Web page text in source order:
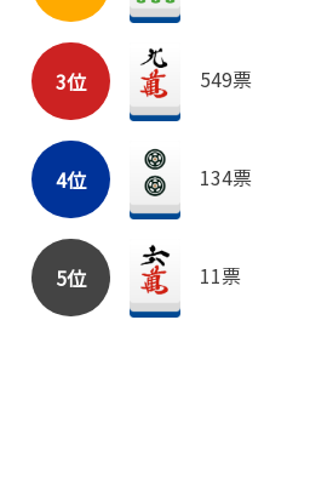
3位 549票
4位 134票
5位 11票